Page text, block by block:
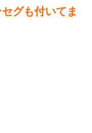
グも付いてま